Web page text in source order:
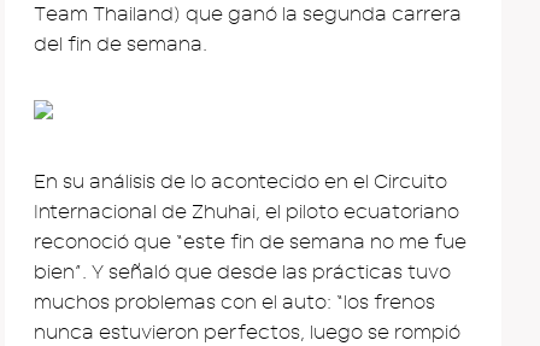
Team Thailand) que ganó la segunda carrera
del fin de semana.
En su análisis de lo acontecido en el Circuito
Internacional de Zhuhai, el piloto ecuatoriano
reconoció que “este fin de semana no me fue
bien”. Y señaló que desde las prácticas tuvo
muchos problemas con el auto: “los frenos
nunca estuvieron perfectos, luego se rompió